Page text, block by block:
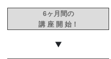
6ヶ月間の
講 座 開 始！
▼